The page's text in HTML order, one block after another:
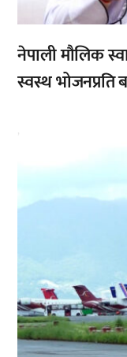
नेपाली मौलिक
स्वस्थ भोजनप्रति
,